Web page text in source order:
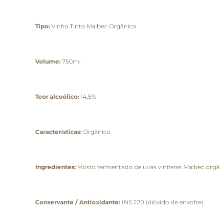
Tipo: Vinho Tinto Malbec Orgânico
Volume: 750ml
Teor alcoólico: 14,5%
Características: Orgânico
Ingredientes: Mosto fermentado de uvas viníferas Malbec
Conservante / Antioxidante: INS 220 (dióxido de enxofre)